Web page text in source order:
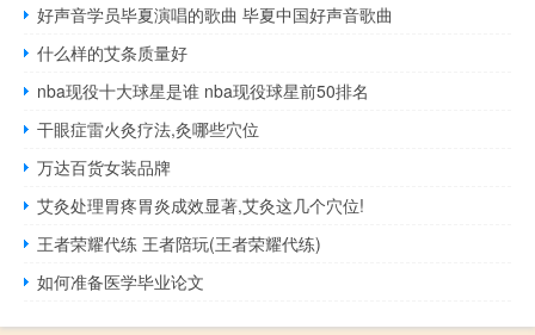
好声音学员毕夏演唱的歌曲 毕夏中国好声音歌曲
什么样的艾条质量好
nba现役十大球星是谁 nba现役球星前50排名
干眼症雷火灸疗法,灸哪些穴位
万达百货女装品牌
艾灸处理胃疼胃炎成效显著,艾灸这几个穴位!
王者荣耀代练 王者陪玩(王者荣耀代练)
如何准备医学毕业论文